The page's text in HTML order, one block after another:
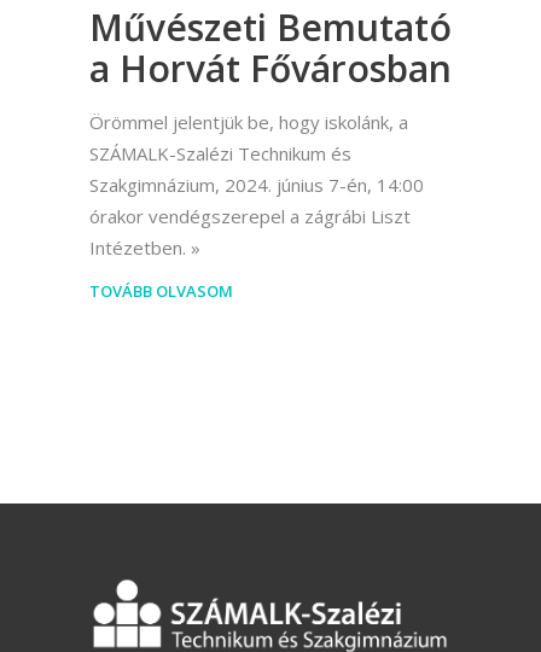
Művészeti Bemutató
a Horvát Fővárosban
Örömmel jelentjük be, hogy iskolánk, a
SZÁMALK-Szalézi Technikum és
Szakgimnázium, 2024. június 7-én, 14:00
órakor vendégszerepel a zágrábi Liszt
Intézetben.
TOVÁBB OLVASOM